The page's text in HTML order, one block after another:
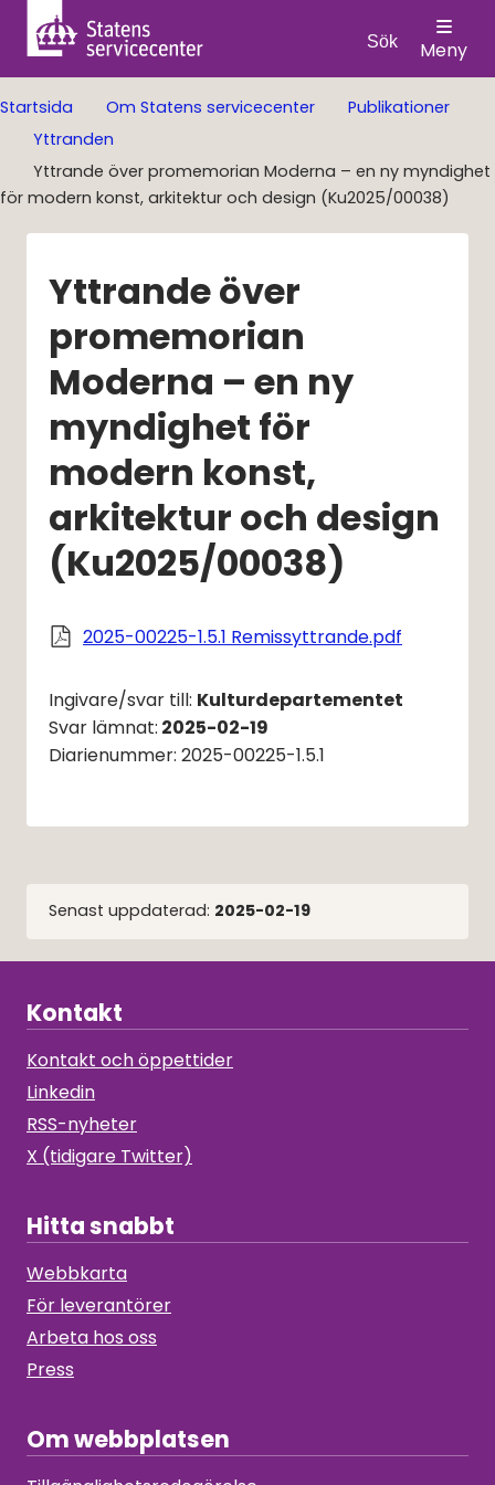
Sök Meny
Startsida Om Statens servicecenter
Publikationer
Yttranden
Yttrande över promemorian Moderna – en ny myndighet
för modern konst, arkitektur och design (Ku2025/00038)
Yttrande över
promemorian
Moderna – en ny
myndighet för
modern konst,
arkitektur och design
(Ku2025/00038)
2025-00225-1.5.1 Remissyttrande.pdf
Ingivare/svar till: Kulturdepartementet
Svar lämnat: 2025-02-19
Diarienummer: 2025-00225-1.5.1
Senast uppdaterad: 2025-02-19
Kontakt
Kontakt och öppettider
Linkedin
RSS-nyheter
X (tidigare Twitter)
Hitta snabbt
Webbkarta
För leverantörer
Arbeta hos oss
Press
Om webbplatsen